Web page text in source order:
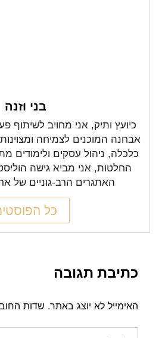
בני וזנה
כיועץ ותיק, אני מחויב לשיתוף
אבחנה המוכנים לצמיחה
כלכלה, ניהול עסקים ולימודים
החלטות, אני מביא גישה
האתגרים הרב-גוניים של
כל
כתיבת תגובה
האימייל לא יוצג באתר. שדות